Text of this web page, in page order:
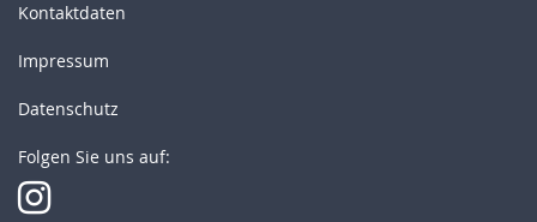
Kontaktdaten
Impressum
Datenschutz
Folgen Sie uns auf: